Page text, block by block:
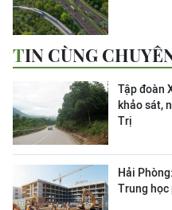
TIN CÙNG
Tập đoàn
khảo sát,
Trị
Hải
Trung học